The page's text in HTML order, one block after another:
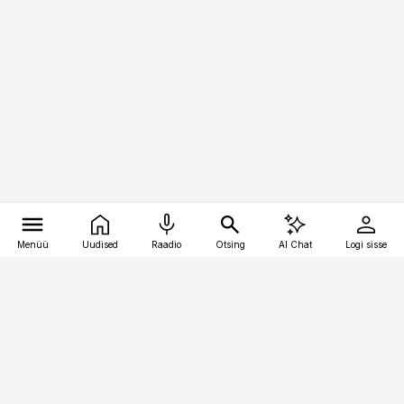
Menüü Uudised Raadio Otsing AI Chat Logi sisse